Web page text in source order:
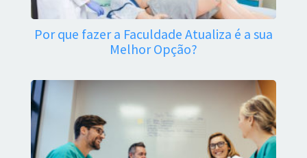
Por que fazer a Faculdade Atualiza é a sua
Melhor Opção?